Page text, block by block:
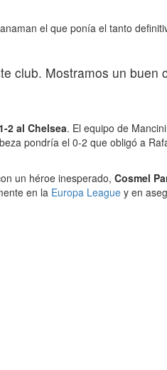
el que ponía el tanto
club. Mostramos un buen
2 al Chelsea. El equipo de
pondría el 0-2 que obligó a
un héroe inesperado, Cosmel
en la Europa League y en